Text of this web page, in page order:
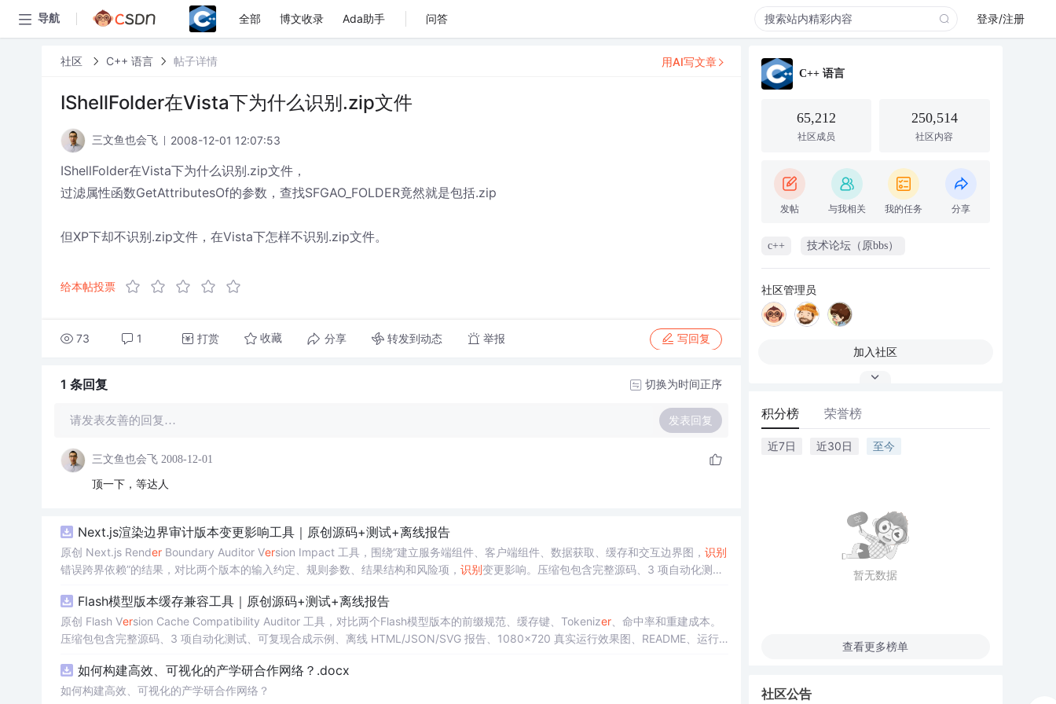
导航 全部 博文收录 Ada助手 问答 登录/注册
社区 C++ 语言 帖子详情
IShellFolder在Vista下为什么识别.zip文件
三文鱼也会飞 2008-12-01 12:07:53
IShellFolder在Vista下为什么识别.zip文件，
过滤属性函数GetAttributesOf的参数，查找SFGAO_FOLDER竟然就是包括.zip
但XP下却不识别.zip文件，在Vista下怎样不识别.zip文件。
给本帖投票
73 1 打赏 收藏 分享 转发到动态 举报 写回复
用AI写文章
1 条回复 切换为时间正序
请发表友善的回复… 发表回复
三文鱼也会飞 2008-12-01
顶一下，等达人
Next.js渲染边界审计版本变更影响工具｜原创源码+测试+离线报告
原创 Next.js RenderBoundary Auditor Version Impact 工具，围绕“建立服务端组件、客户端组件、数据获取、缓存和交互边界图， 识别
错误跨界依赖”的结果，对比两个版本的输入约定、规则参数、结果结构和风险项， 识别变更影响。压缩包包含完整源码、3 项自动化测
创与授权声明。运行时零第三方依赖，不包含热点产品或开源项目源码、Logo、官方截图、论文、生产日志或其他受限素材。
Flash模型版本缓存兼容工具｜原创源码+测试+离线报告
原创 Flash Version Cache Compatibility Auditor 工具，对比两个Flash模型版本的前缀规范、缓存键、Tokenizer、命中率和重建成本。
压缩包包含完整源码、3 项自动化测试、可复现合成示例、离线 HTML/JSON/SVG 报告、1080×720 真实运行效果图、README、运行
产日志或其他受限素材。
如何构建高效、可视化的产学研合作网络？.docx
如何构建高效、可视化的产学研合作网络？
C++ 语言
65,212
社区成员
250,514
社区内容
发帖 与我相关 我的任务 分享
c++ 技术论坛（原bbs）
社区管理员
加入社区
积分榜 荣誉榜
近7日 近30日 至今
暂无数据
查看更多榜单
社区公告